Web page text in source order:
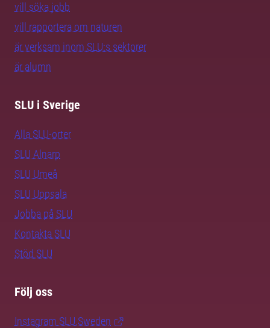
vill söka jobb
vill rapportera om naturen
är verksam inom SLU:s sektorer
är alumn
SLU i Sverige
Alla SLU-orter
SLU Alnarp
SLU Umeå
SLU Uppsala
Jobba på SLU
Kontakta SLU
Stöd SLU
Följ oss
Instagram SLU.Sweden